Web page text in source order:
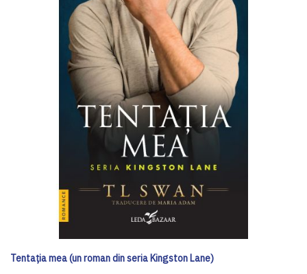
Tentația mea (un roman din seria Kingston Lane)